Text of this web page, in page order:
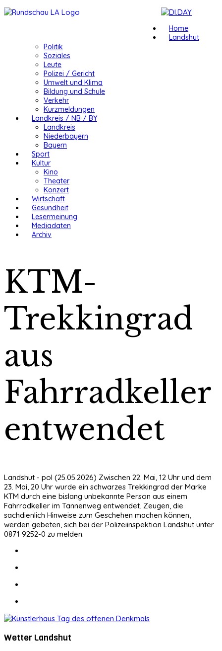
Home
Landshut
Politik
Soziales
Leute
Polizei / Gericht
Umwelt und Klima
Bildung und Schule
Verkehr
Kurzmeldungen
Landkreis / NB / BY
Landkreis
Niederbayern
Bayern
Sport
Kultur
Kino
Theater
Konzert
Wirtschaft
Gesundheit
Lesermeinung
Mediadaten
Archiv
KTM-
Trekkingrad
aus
Fahrradkeller
entwendet
Landshut - pol (25.05.2026) Zwischen 22. Mai, 12 Uhr und dem
23. Mai, 20 Uhr wurde ein schwarzes Trekkingrad der Marke
KTM durch eine bislang unbekannte Person aus einem
Fahrradkeller im Tannenweg entwendet. Zeugen, die
sachdienlich Hinweise zum Geschehen machen können,
werden gebeten, sich bei der Polizeiinspektion Landshut unter
0871 9252-0 zu melden.
Wetter Landshut